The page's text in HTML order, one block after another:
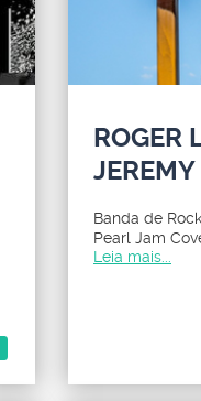
ROGER
JEREMY
Banda de
Pearl Jam
Leia mais...